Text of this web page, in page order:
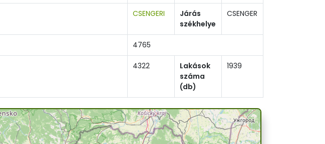
CSENGERI
Járás
székhelye
CSENGER
4765
4322
Lakások
száma
(db)
1939